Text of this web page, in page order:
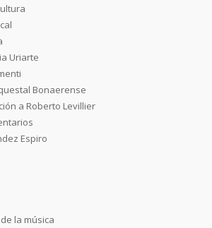
Uriarte
Bonaerense
a Roberto Levillier
Espiro
la música